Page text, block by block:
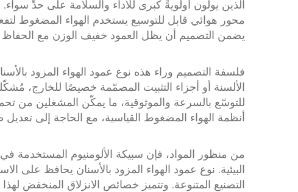
الذين يولون أولويةً كبرى للأداء والسلامة على حدٍّ
محور هوائي قابل للتوسيع يستخدم الهواء المضغوط
يضمن التصميم أن يظل العمود خفيف الوزن مع الحفاظ
فلسفة التصميم وراء هذه نوع عمود الهواء المزود
الألسنة أو أجزاء التثبيت المصمّمة خصيصًا للخارج،
للتوسّع بالسرعة والموثوقية، ما يمكّن المشغلين من
أنظمة الهواء المضغوط القياسية، مع الحاجة إلى
من منظور المواد، فإن سبيكة الألومنيوم المستخدمة
البيئية. نوع عمود الهواء المزود بالأسنان يحافظ على
التصنيع المتنوعة. وتتميز خصائص الانزلاق المنخفض لهذا